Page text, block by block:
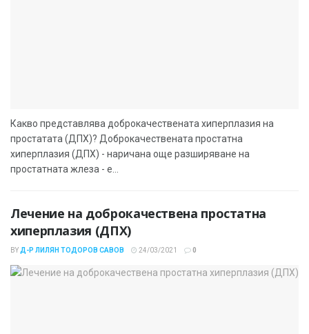
Какво представлява доброкачествената хиперплазия на
простатата (ДПХ)? Доброкачествената простатна
хиперплазия (ДПХ) - наричана още разширяване на
простатната жлеза - е...
Лечение на доброкачествена простатна
хиперплазия (ДПХ)
BY Д-Р ЛИЛЯН ТОДОРОВ САВОВ 24/03/2021 0